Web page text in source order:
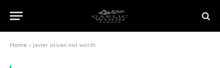
Home » javier olivan net worth